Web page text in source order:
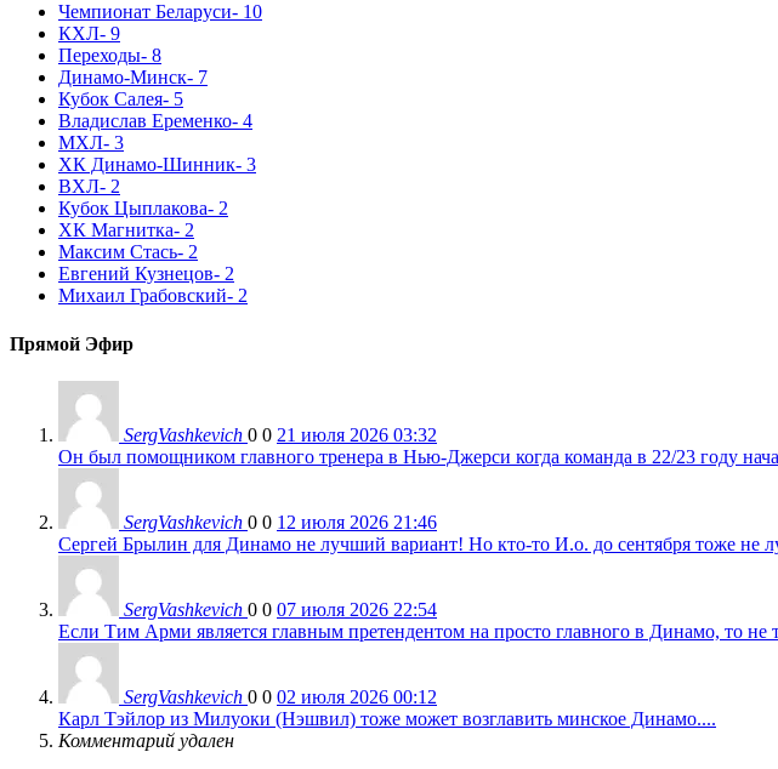
Чемпионат Беларуси- 10
КХЛ- 9
Переходы- 8
Динамо-Минск- 7
Кубок Салея- 5
Владислав Еременко- 4
МХЛ- 3
ХК Динамо-Шинник- 3
ВХЛ- 2
Кубок Цыплакова- 2
ХК Магнитка- 2
Максим Стась- 2
Евгений Кузнецов- 2
Михаил Грабовский- 2
Прямой Эфир
SergVashkevich 0 0 21 июля 2026 03:32
Он был помощником главного тренера в Нью-Джерси когда команда в 22/23 году
SergVashkevich 0 0 12 июля 2026 21:46
Сергей Брылин для Динамо не лучший вариант! Но кто-то И.о. до сентября тоже не
SergVashkevich 0 0 07 июля 2026 22:54
Если Тим Арми является главным претендентом на просто главного в Динамо, то не
SergVashkevich 0 0 02 июля 2026 00:12
Карл Тэйлор из Милуоки (Нэшвил) тоже может возглавить минское Динамо....
Комментарий удален